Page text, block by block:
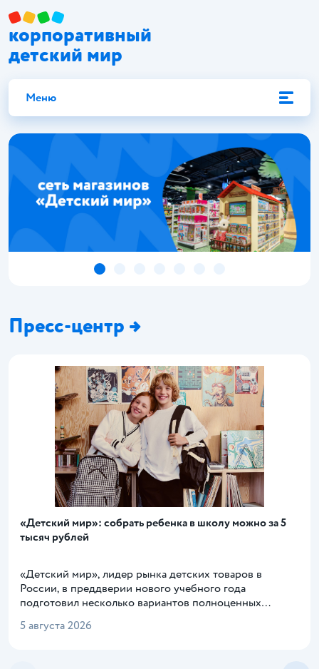
корпоративный
детский мир
Меню
Пресс-центр →
«Детский мир»: собрать ребенка в школу можно за 5
тысяч рублей
«Детский мир», лидер рынка детских товаров в
России, в преддверии нового учебного года
подготовил несколько вариантов полноценных
принадлежностей для мальчиков и девочек. Суммарно
5 августа 2026